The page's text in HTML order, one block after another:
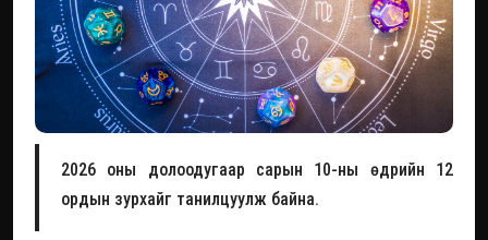
2026 оны долоодугаар сарын 10-ны өдрийн 12
ордын зурхайг танилцуулж байна.